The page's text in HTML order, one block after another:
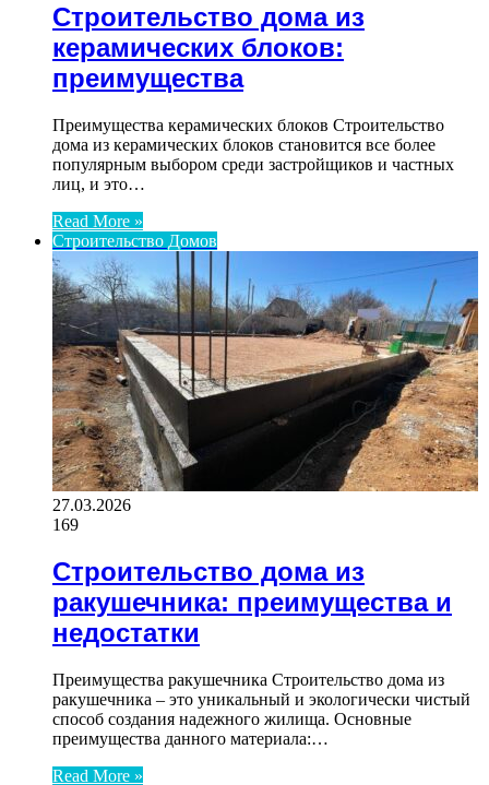
Строительство дома из
керамических блоков:
преимущества
Преимущества керамических блоков Строительство
дома из керамических блоков становится все более
популярным выбором среди застройщиков и частных
лиц, и это…
Read More »
Строительство Домов
27.03.2026
169
Строительство дома из
ракушечника: преимущества и
недостатки
Преимущества ракушечника Строительство дома из
ракушечника – это уникальный и экологически чистый
способ создания надежного жилища. Основные
преимущества данного материала:…
Read More »